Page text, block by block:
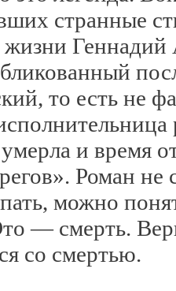
странные
Геннадий
то есть не
и время
Роман не
можно
— смерть.
со смертью.